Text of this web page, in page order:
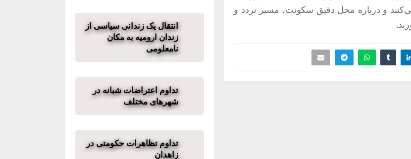
و درباره محل دقیق سکونت، مسیر تردد و
انتقال یک زندانی سیاسی از
زندان ارومیه به مکان
نامعلومی
تداوم اعتراضات شبانه در
شهرهای مختلف
تداوم تظاهرات حکومتی در
زاهدان